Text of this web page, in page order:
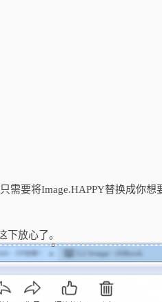
要将Image.HAPPY替换成你想
下放心了。